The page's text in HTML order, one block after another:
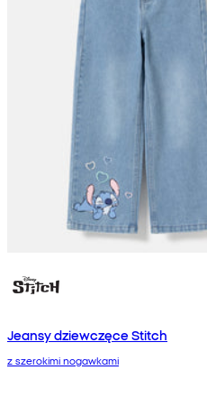
Jeansy dziewczęce Stitch
z szerokimi nogawkami